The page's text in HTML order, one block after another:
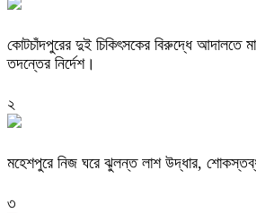
কোটচাঁদপুরের দুই চিকিৎসকের বিরুদ্ধে আদালতে
তদন্তের নির্দেশ।
২
মহেশপুরে নিজ ঘরে ঝুলন্ত লাশ উদ্ধার,
৩